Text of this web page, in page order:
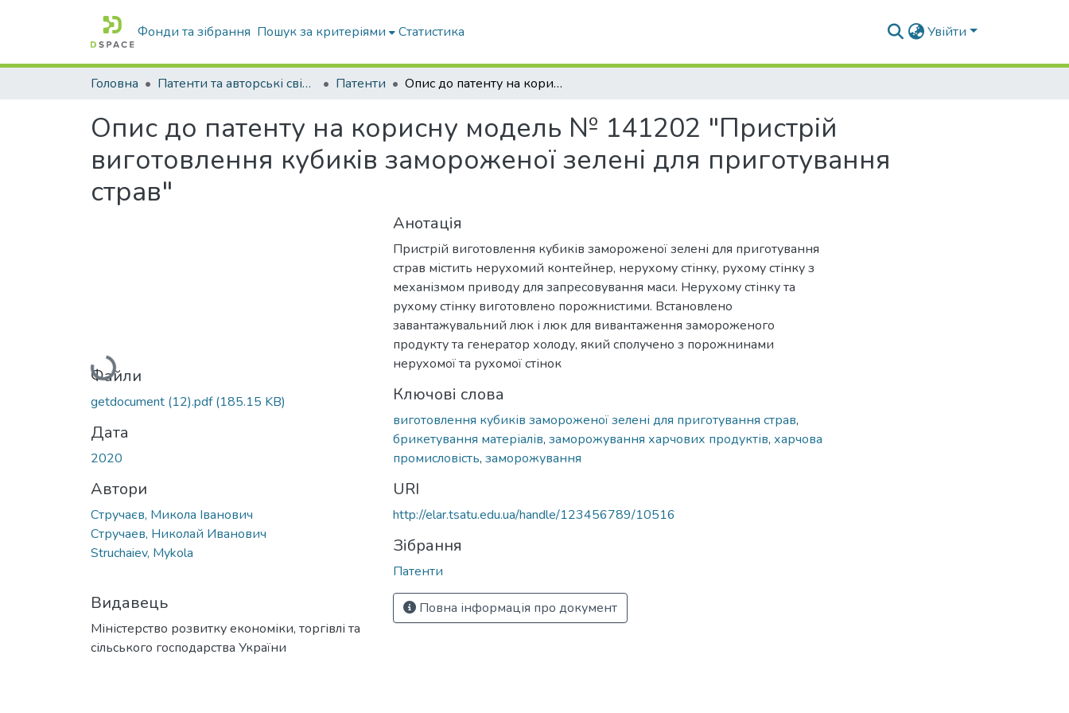
Фонди та зібрання Пошук за критеріями Статистика Увійти
Головна Патенти та авторські свідоцтва Патенти Опис до патенту на корисну модель № 141202 "Пристрій виготовлення кубиків замороженої зелені для приготування страв"
Опис до патенту на корисну модель № 141202 "Пристрій
виготовлення кубиків замороженої зелені для приготування
страв"
Вантажиться...
Файли
getdocument (12).pdf(185.15 KB)
Дата
2020
Автори
Стручаєв, Микола Іванович
Стручаев, Николай Иванович
Struchaiev, Mykola
Видавець
Міністерство розвитку економіки, торгівлі та
сільського господарства України
Анотація
Пристрій виготовлення кубиків замороженої зелені для приготування
страв містить нерухомий контейнер, нерухому стінку, рухому стінку з
механізмом приводу для запресовування маси. Нерухому стінку та
рухому стінку виготовлено порожнистими. Встановлено
завантажувальний люк і люк для вивантаження замороженого
продукту та генератор холоду, який сполучено з порожнинами
нерухомої та рухомої стінок
Ключові слова
виготовлення кубиків замороженої зелені для приготування страв,
брикетування матеріалів, заморожування харчових продуктів, харчова
промисловість, заморожування
URI
http://elar.tsatu.edu.ua/handle/123456789/10516
Зібрання
Патенти
Повна інформація про документ